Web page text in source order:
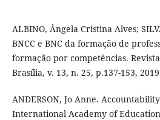
ALBINO, Ângela Cristina Alves;
BNCC e BNC da formação de
formação por competências.
Brasília, v. 13, n. 25, p.137-153,
ANDERSON, Jo Anne.
International Academy of